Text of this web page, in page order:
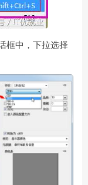
框中，下拉选择